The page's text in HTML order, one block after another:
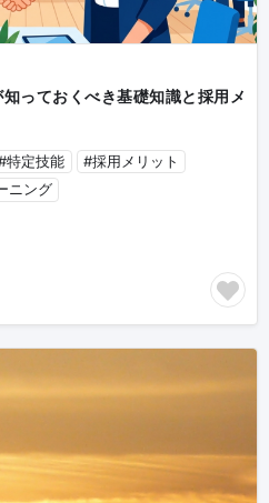
っておくべき基礎知識と採用メ
特定技能
#採用メリット
ニング